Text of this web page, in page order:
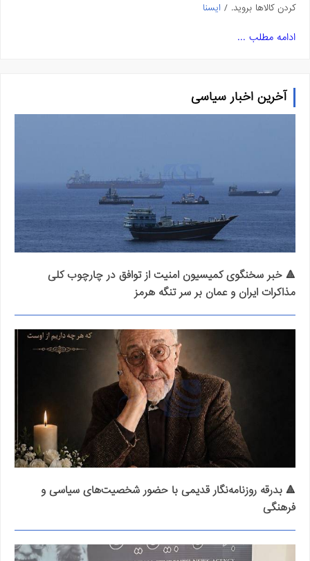
کردن کالاها بروید. / ایسنا
ادامه مطلب ...
آخرین اخبار سیاسی
🔺 خبر سخنگوی کمیسیون امنیت از توافق در چارچوب کلی
مذاکرات ایران و عمان بر سر تنگه هرمز
🔺 بدرقه روزنامه‌نگار قدیمی با حضور شخصیت‌های سیاسی و
فرهنگی